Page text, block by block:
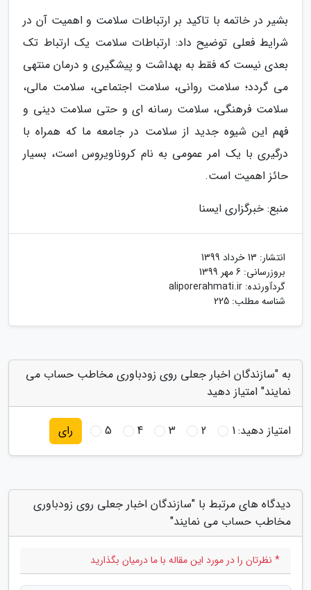
بشیر در خاتمه با تاکید بر ارتباطات سلامت و اهمیت آن در
شرایط فعلی توضیح داد: ارتباطات سلامت یک ارتباط تک
بعدی نیست که فقط به بهداشت و پیشگیری و درمان منتهی
می گردد؛ سلامت روانی، سلامت اجتماعی، سلامت مالی،
سلامت فرهنگی، سلامت رسانه ای و حتی سلامت دینی و
فهم این شیوه جدید از سلامت در جامعه ما که همراه با
درگیری با یک امر عمومی به نام کروناویروس است، بسیار
حائز اهمیت است.
منبع: خبرگزاری ایسنا
انتشار: 13 خرداد 1399
بروزرسانی: 6 مهر 1399
گردآورنده: aliporerahmati.ir
شناسه مطلب: 225
به "سازندگان اخبار جعلی روی زودباوری مخاطب حساب می
نمایند" امتیاز دهید
امتیاز دهید:1
2
3
4
5 رای
دیدگاه های مرتبط با "سازندگان اخبار جعلی روی زودباوری
مخاطب حساب می نمایند"
* نظرتان را در مورد این مقاله با ما درمیان بگذارید